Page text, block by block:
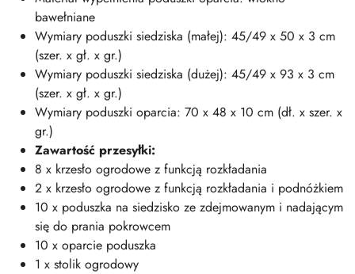
bawełniane
Wymiary poduszki siedziska (małej): 45/49 x 50 x 3 cm
(szer. x gł. x gr.)
Wymiary poduszki siedziska (dużej): 45/49 x 93 x 3 cm
(szer. x gł. x gr.)
Wymiary poduszki oparcia: 70 x 48 x 10 cm (dł. x szer. x
gr.)
Zawartość przesyłki:
8 x krzesło ogrodowe z funkcją rozkładania
2 x krzesło ogrodowe z funkcją rozkładania i podnóżkiem
10 x poduszka na siedzisko ze zdejmowanym i nadającym
się do prania pokrowcem
10 x oparcie poduszka
1 x stolik ogrodowy